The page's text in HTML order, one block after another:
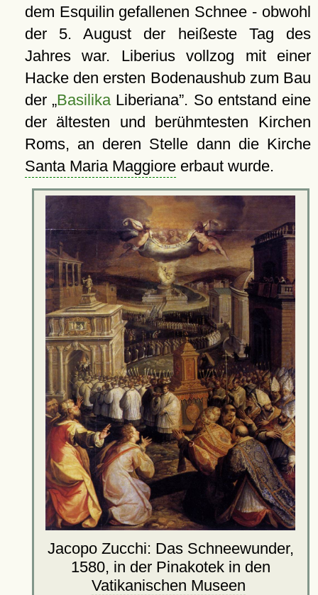
dem Esquilin gefallenen Schnee - obwohl
der 5. August der heißeste Tag des
Jahres war. Liberius vollzog mit einer
Hacke den ersten Bodenaushub zum Bau
der BasilikaLiberiana . So entstand eine
der ältesten und berühmtesten Kirchen
Roms, an deren Stelle dann die Kirche
Santa Maria Maggioreerbaut wurde.
Jacopo Zucchi: Das Schneewunder,
1580, in der Pinakotek in den
Vatikanischen Museen